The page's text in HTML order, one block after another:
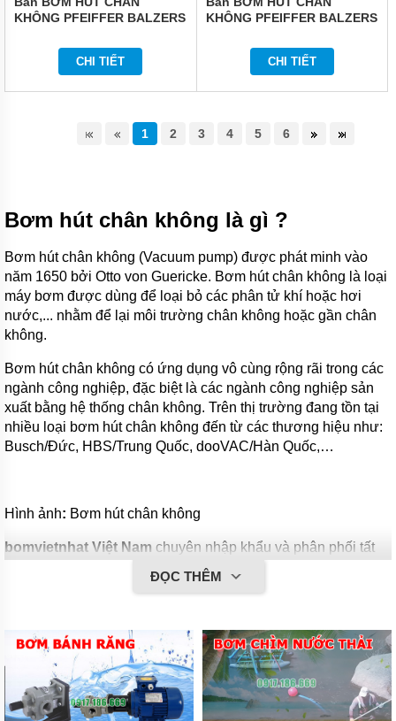
KHÔNG PFEIFFER BALZERS
CHI TIẾT
KHÔNG PFEIFFER BALZERS
CHI TIẾT
1 2 3 4 5 6
Bơm hút chân không là gì ?
Bơm hút chân không (Vacuum pump) được phát minh vào
năm 1650 bởi Otto von Guericke. Bơm hút chân không là loại
máy bơm được dùng để loại bỏ các phân tử khí hoặc hơi
nước,... nhằm để lại môi trường chân không hoặc gần chân
không.
Bơm hút chân không có ứng dụng vô cùng rộng rãi trong các
ngành công nghiệp, đặc biệt là các ngành công nghiệp sản
xuất bằng hệ thống chân không. Trên thị trường đang tồn tại
nhiều loại bơm hút chân không đến từ các thương hiệu như:
Busch/Đức, HBS/Trung Quốc, dooVAC/Hàn Quốc,…
Hình ảnh: Bơm hút chân không
bomvietnhat Việt Nam chuyên nhập khẩu và phân phối tất
cả các dòng máy bơm hút chân không trên thị trường với
nhiều dòng máy đa dạng như bơm hút chân không vòng
hàng. Chúng tôi nhập khẩu với đầy đủ chứng từ CO, CQ
cùng chế độ bảo hành lên đến 1 năm sử dụng, dịch vụ giao
hàng miễn phí tận nơi.
Mỗi loại bơm hút chân không đều có ưu và nhược điểm
ĐỌC THÊM